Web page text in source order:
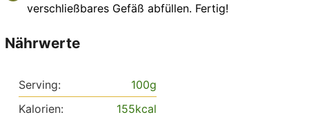
verschließbares Gefäß abfüllen. Fertig!
Nährwerte
Serving: 100g
Kalorien:
155kcal